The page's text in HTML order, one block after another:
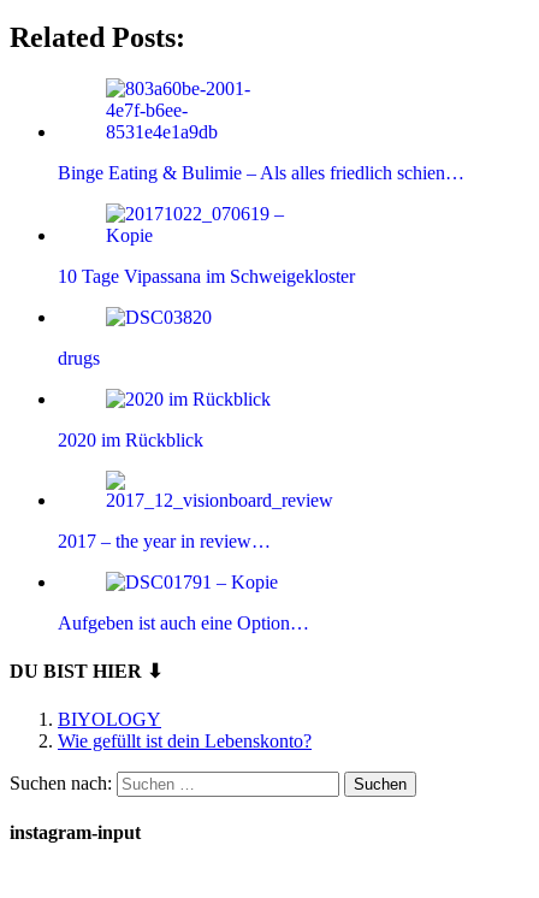
Related Posts:
Binge Eating & Bulimie – Als alles friedlich schien…
10 Tage Vipassana im Schweigekloster
drugs
2020 im Rückblick
2017 – the year in review…
Aufgeben ist auch eine Option…
DU BIST HIER ⬇
BIYOLOGY
Wie gefüllt ist dein Lebenskonto?
Suchen nach:
instagram-input